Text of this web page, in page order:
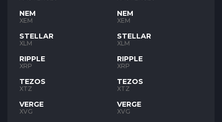
NEM
XEM
STELLAR
XLM
RIPPLE
XRP
TEZOS
XTZ
VERGE
XVG
NEM
XEM
STELLAR
XLM
RIPPLE
XRP
TEZOS
XTZ
VERGE
XVG